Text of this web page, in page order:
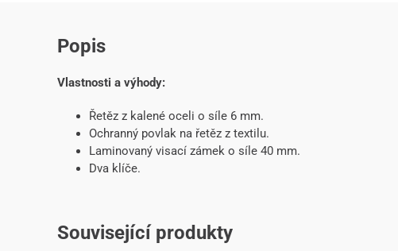
Popis
Vlastnosti a výhody:
Řetěz z kalené oceli o síle 6 mm.
Ochranný povlak na řetěz z textilu.
Laminovaný visací zámek o síle 40 mm.
Dva klíče.
Související produkty